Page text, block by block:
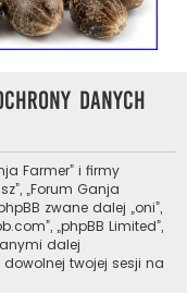
danych
Farmer” i firmy
„Forum Ganja
zwane dalej „oni”,
„phpBB Limited”,
dalej
twojej sesji na